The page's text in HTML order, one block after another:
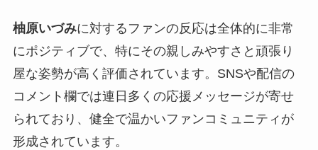
柚原いづみに対するファンの反応は全体的に非常
にポジティブで、特にその親しみやすさと頑張り
屋な姿勢が高く評価されています。SNSや配信の
コメント欄では連日多くの応援メッセージが寄せ
られており、健全で温かいファンコミュニティが
形成されています。